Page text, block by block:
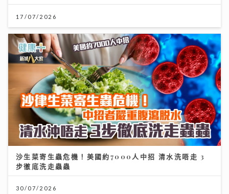
17/07/2026
沙生菜寄生蟲危機！美國約7000人中招 清水洗唔走 3
步徹底洗走蟲蟲
30/07/2026